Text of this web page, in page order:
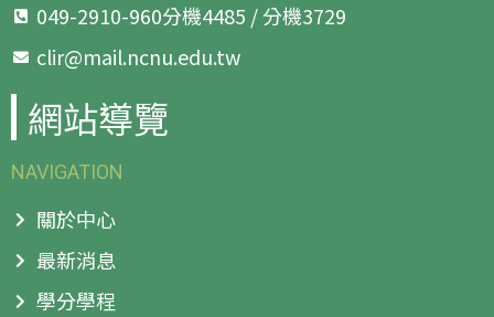
049-2910-960分機4485 / 分機3729
clir@mail.ncnu.edu.tw
網站導覽
NAVIGATION
關於中心
最新消息
學分學程